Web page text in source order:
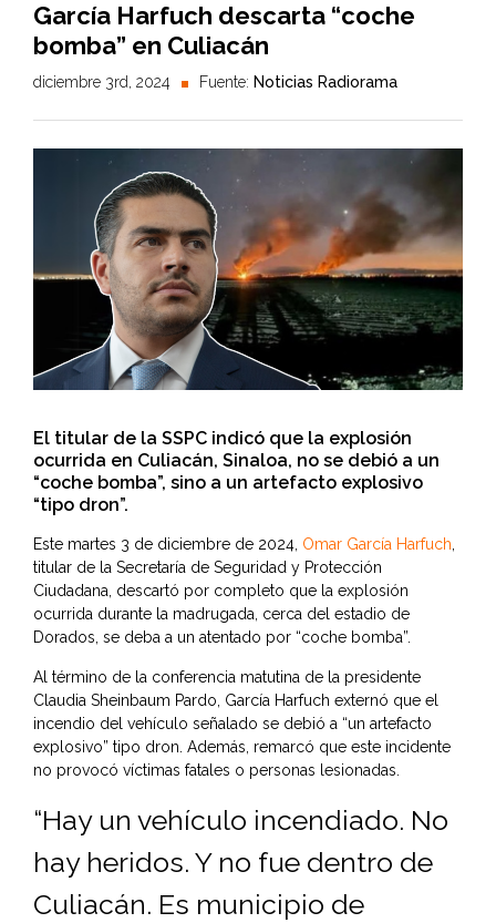
García Harfuch descarta “coche
bomba” en Culiacán
diciembre 3rd, 2024 Fuente: Noticias Radiorama
El titular de la SSPC indicó que la explosión
ocurrida en Culiacán, Sinaloa, no se debió a un
“coche bomba”, sino a un artefacto explosivo
“tipo dron”.
Este martes 3 de diciembre de 2024, Omar García Harfuch,
titular de la Secretaría de Seguridad y Protección
Ciudadana, descartó por completo que la explosión
ocurrida durante la madrugada, cerca del estadio de
Dorados, se deba a un atentado por “coche bomba”.
Al término de la conferencia matutina de la presidente
Claudia Sheinbaum Pardo, García Harfuch externó que el
incendio del vehículo señalado se debió a “un artefacto
explosivo” tipo dron. Además, remarcó que este incidente
no provocó víctimas fatales o personas lesionadas.
“Hay un vehículo incendiado. No
hay heridos. Y no fue dentro de
Culiacán. Es municipio de